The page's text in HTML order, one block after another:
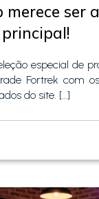
merece ser
especial de
Fortrek com
do site. […]